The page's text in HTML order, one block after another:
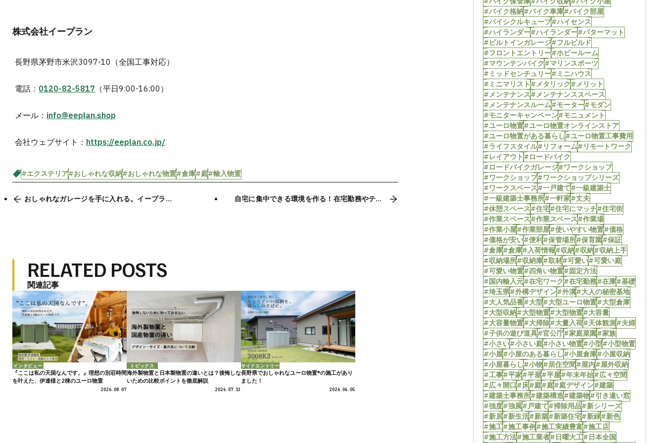
株式会社イープラン
長野県茅野市米沢3097-10（全国工事対応）
電話： 0120-82-5817 （平日9:00-16:00）
メール： info@eeplan.shop
会社ウェブサイト： https://eeplan.co.jp/
#エクステリア#おしゃれな収納#おしゃれな物置#倉庫#庭#輸入物置
おしゃれなガレージを手に入れる。イープラン
自宅に集中できる環境を作る！在宅勤務やテレ
RELATED POSTS
関連記事
インタビュー
『ここは私の天国なんです。』理想の別荘時間
を叶えた、伊達様と2棟のユーロ物置
2026.08.07
トピックス
海外製物置と日本製物置の違いとは？後悔しな
いための比較ポイントを徹底解説
2026.07.13
サイドエントリー
長野県でおしゃれなユーロ物置®の施工があり
ました！
2026.06.05
#バイク格納#バイク車庫#バイク部屋
#バイシクルキューブ#ハイセンス
#ハイランダー#ハイランダー#パターマット
#ビルトインガレージ#フルビルド
#フロントエントリー#ホビールーム
#マウンテンバイク#マリンスポーツ
#ミッドセンチュリー#ミニハウス
#ミニマリスト#メタリック#メリット
#メンテナンス#メンテナンススペース
#メンテナンスルーム#モーター#モダン
#モニターキャンペーン#モニュメント
#ユーロ物置#ユーロ物置オンラインストア
#ユーロ物置がある暮らし#ユーロ物置工事費用
#ライフスタイル#リフォーム#リモートワーク
#レイアウト#ロードバイク
#ロードバイクガレージ#ワークショップ
#ワークショップ#ワークショップシリーズ
#ワークスペース#一戸建て#一級建築士
#一級建築士事務所#一軒家#丈夫
#休憩スペース#住宅#住宅にマッチ#住宅街
#作業スペース#作業スペース#作業場
#作業小屋#作業部屋#使いやすい物置#価格
#価格が安い#便利#保管場所#保育園#保証
#倉庫#倉庫#入荷情報#収納#収納#収納上手
#収納場所#収納庫#取材#可愛い#可愛い庭
#可愛い物置#四角い物置#固定方法
#国内輸入元#在宅ワーク#在宅勤務#在庫#基礎
#埼玉県#外構デザイン#外溝#大人の秘密基地
#大人気品番#大型#大型ユーロ物置#大型倉庫
#大型収納#大型物置#大型物置#大容量
#大容量物置#大掃除#大量入荷#天体観測#夫婦
#子供の遊び道具#官公庁#家庭菜園#家族
#小さい#小さい庭#小さい物置#小型#小型物置
#小屋#小屋のある暮らし#小屋倉庫#小屋収納
#小屋暮らし#小物#居住空間#屋内#屋外収納
#工事#平家#平屋#平屋#年末年始#広々空間
#広々開口#床#庭#庭#庭デザイン#建築
#建築士事務所#建築構造#建築物#引き違い窓
#強度#強風#戸建て#掃除用品#新シリーズ
#新居#新生活#新築#新築住宅#新緑#新色
#施工#施工事例#施工実績豊富#施工店
#施工方法#施工業者#日曜大工#日本全国